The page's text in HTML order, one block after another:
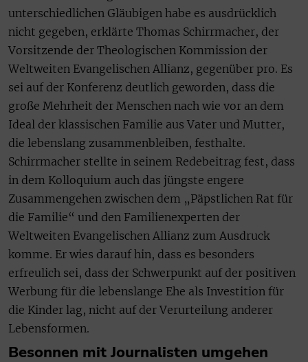
unterschiedlichen Gläubigen habe es ausdrücklich
nicht gegeben, erklärte Thomas Schirrmacher, der
Vorsitzende der Theologischen Kommission der
Weltweiten Evangelischen Allianz, gegenüber pro. Es
sei auf der Konferenz deutlich geworden, dass die
große Mehrheit der Menschen nach wie vor an dem
Ideal der klassischen Familie aus Vater und Mutter,
die lebenslang zusammenbleiben, festhalte.
Schirrmacher stellte in seinem Redebeitrag fest, dass
in dem Kolloquium auch das jüngste engere
Zusammengehen zwischen dem „Päpstlichen Rat für
die Familie“ und den Familienexperten der
Weltweiten Evangelischen Allianz zum Ausdruck
komme. Er wies darauf hin, dass es besonders
erfreulich sei, dass der Schwerpunkt auf der positiven
Werbung für die lebenslange Ehe als Investition für
die Kinder lag, nicht auf der Verurteilung anderer
Lebensformen.
Besonnen mit Journalisten umgehen